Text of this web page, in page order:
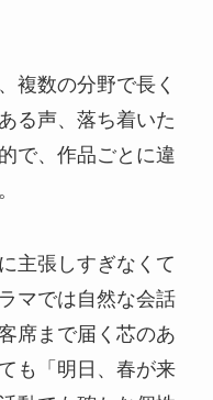
複数の分野で長く
る声、落ち着いた
で、作品ごとに違
主張しすぎなくて
マでは自然な会話
席まで届く芯のあ
も「明日、春が来